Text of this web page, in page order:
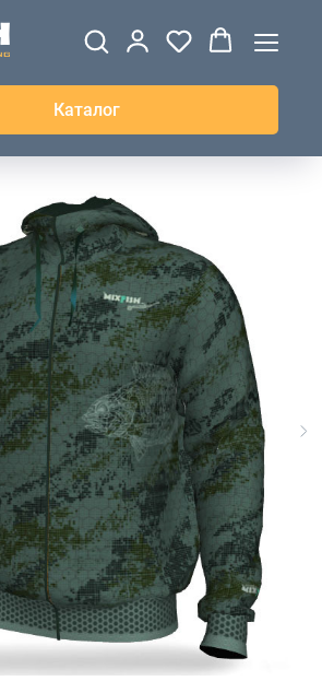
Каталог
ВЕТРОВКИ И
ТОЛСТОВКИ
ЖИЛЕТКИ